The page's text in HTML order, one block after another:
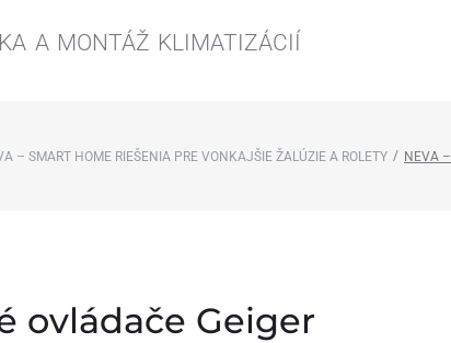
A MONTÁŽ KLIMATIZÁCIÍ
– SMART HOME RIEŠENIA PRE VONKAJŠIE ŽALÚZIE A ROLETY / NEVA
ovládače Geiger